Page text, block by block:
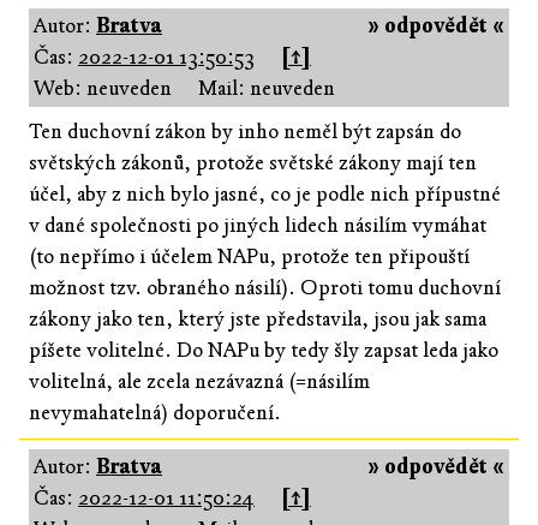
» odpovědět «
Autor: Bratva
Čas: 2022-12-01 13:50:53
[↑]
Web: neuveden
Mail: neuveden
Ten duchovní zákon by inho neměl být zapsán do
světských zákonů, protože světské zákony mají ten
účel, aby z nich bylo jasné, co je podle nich přípustné
v dané společnosti po jiných lidech násilím vymáhat
(to nepřímo i účelem NAPu, protože ten připouští
možnost tzv. obraného násilí). Oproti tomu duchovní
zákony jako ten, který jste představila, jsou jak sama
píšete volitelné. Do NAPu by tedy šly zapsat leda jako
volitelná, ale zcela nezávazná (=násilím
nevymahatelná) doporučení.
» odpovědět «
Autor: Bratva
Čas: 2022-12-01 11:50:24
[↑]